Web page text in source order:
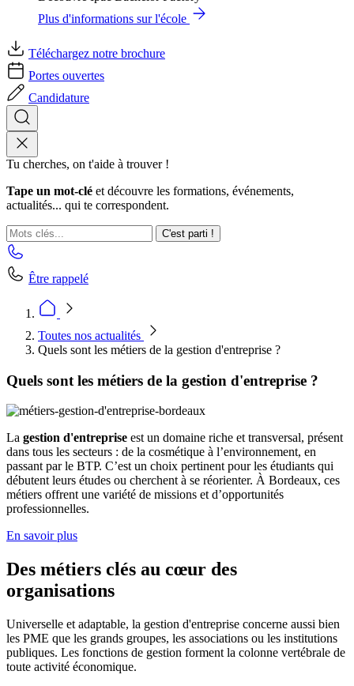
Plus d'informations sur l'école
Téléchargez notre brochure
Portes ouvertes
Candidature
Tu cherches, on t'aide à trouver !
Tape un mot-clé et découvre les formations, événements,
actualités... qui te correspondent.
C'est parti !
Être rappelé
Toutes nos actualités
Quels sont les métiers de la gestion d'entreprise ?
Quels sont les métiers de la gestion d'entreprise ?
La gestion d'entreprise est un domaine riche et transversal, présent
dans tous les secteurs : de la cosmétique à l’environnement, en
passant par le BTP. C’est un choix pertinent pour les étudiants qui
débutent leurs études ou cherchent à se réorienter. À Bordeaux, ces
métiers offrent une variété de missions et d’opportunités
professionnelles.
En savoir plus
Des métiers clés au cœur des
organisations
Universelle et adaptable, la gestion d'entreprise concerne aussi bien
les PME que les grands groupes, les associations ou les institutions
publiques. Les fonctions de gestion forment la colonne vertébrale de
toute activité économique.